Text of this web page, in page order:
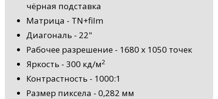
чёрная подставка
Матрица - TN+film
Диагональ - 22"
Рабочее разрешение - 1680 x 1050 точек
Яркость - 300 кд/м2
Контрастность - 1000:1
Размер пиксела - 0,282 мм